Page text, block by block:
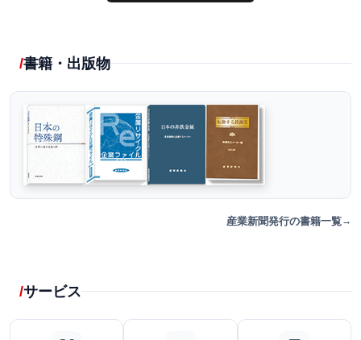
書籍・出版物
産業新聞発行の書籍一覧
サービス